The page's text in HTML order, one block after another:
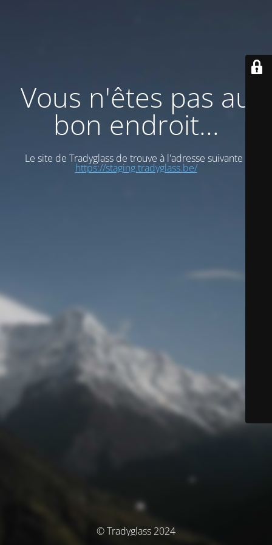
Vous n'êtes pas au
bon endroit...
Le site de Tradyglass de trouve à l'adresse suivante :
https://staging.tradyglass.be/
© Tradyglass 2024